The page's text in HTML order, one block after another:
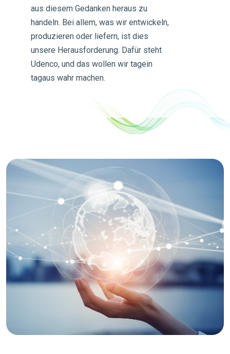
aus diesem Gedanken heraus zu
handeln. Bei allem, was wir entwickeln,
produzieren oder liefern, ist dies
unsere Herausforderung. Dafür steht
Udenco, und das wollen wir tagein
tagaus wahr machen.